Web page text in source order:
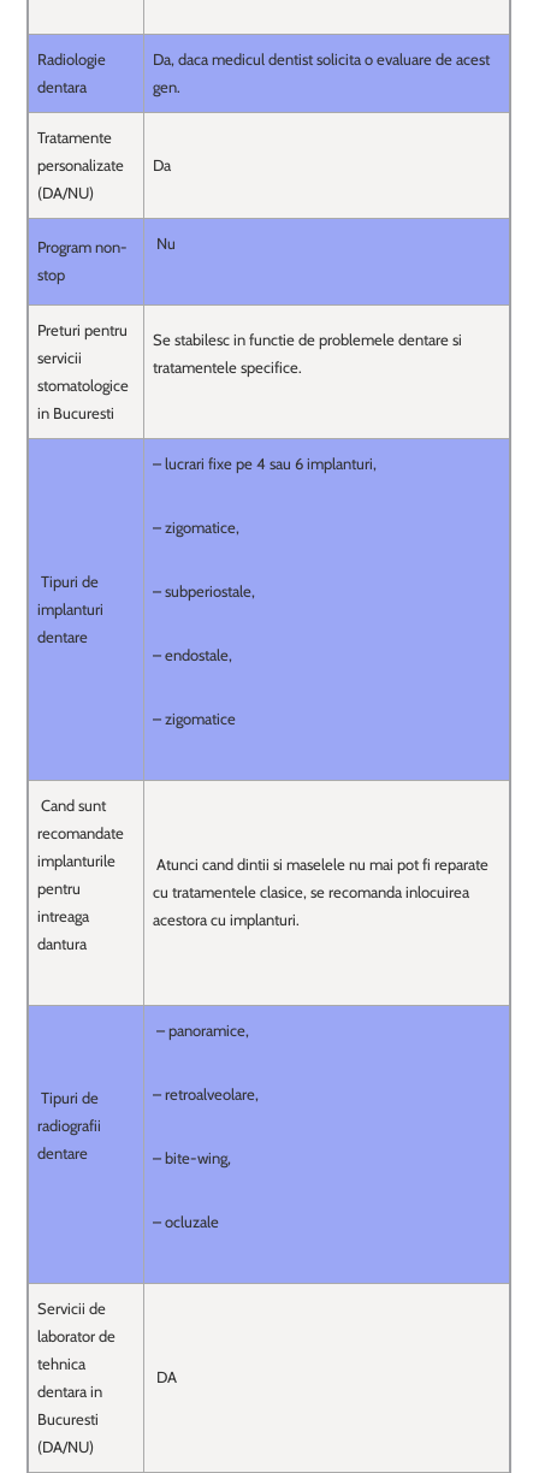
Radiologie
dentara
Da, daca medicul dentist solicita o evaluare de acest
gen.
Tratamente
personalizate
(DA/NU)
Da
Program non-
stop
Nu
Preturi pentru
servicii
stomatologice
in Bucuresti
Se stabilesc in functie de problemele dentare si
tratamentele specifice.
Tipuri de
implanturi
dentare
– lucrari fixe pe 4 sau 6 implanturi,
– zigomatice,
– subperiostale,
– endostale,
– zigomatice
Cand sunt
recomandate
implanturile
pentru
intreaga
dantura
Atunci cand dintii si maselele nu mai pot fi reparate
cu tratamentele clasice, se recomanda inlocuirea
acestora cu implanturi.
Tipuri de
radiografii
dentare
– panoramice,
– retroalveolare,
– bite-wing,
– ocluzale
Servicii de
laborator de
tehnica
dentara in
Bucuresti
(DA/NU)
DA